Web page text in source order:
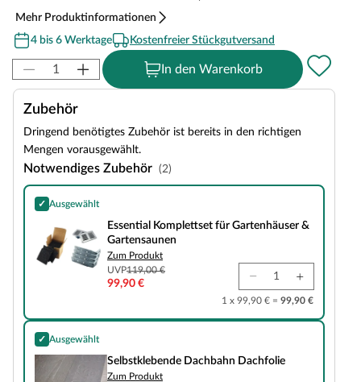
Mehr Produktinformationen
4 bis 6 Werktage
Kostenfreier Stückgutversand
In den Warenkorb
Zubehör
Dringend benötigtes Zubehör ist bereits in den richtigen
Mengen vorausgewählt.
Notwendiges Zubehör (2)
✓ Ausgewählt
Essential Komplettset für Gartenhäuser & Gartensaunen
Essential Komplettset für Gartenhäuser &
Gartensaunen
Zum Produkt
UVP119,00 €
99,90 €
1 x 99,90 € = 99,90 €
✓ Ausgewählt
Selbstklebende Dachbahn Dachfolie
Selbstklebende Dachbahn Dachfolie
Zum Produkt